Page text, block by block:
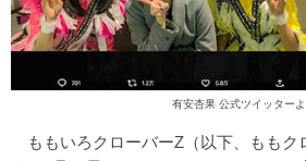
有安杏果 公式ツイッターよ
ももいろクローバーZ（以下、ももク